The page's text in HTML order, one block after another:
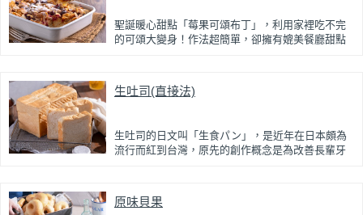
聖誕暖心甜點「莓果可頌布丁」，利用家裡吃不完
的可頌大變身！作法超簡單，卻擁有媲美餐廳甜點
烤得焦香酥脆，形成外脆內軟的完美口感，搭配莓
華麗感~從味覺到視覺都完美應景，是今年聖誕必做
的溫暖療癒甜點！
生吐司(直接法)
生吐司的日文叫「生食パン」，是近年在日本頗為
流行而紅到台灣，原先的創作概念是為改善長輩牙
入口即化，不過因製作成本高也較費工，所以價格
也比一般吐司貴上3、4倍。吐司是家庭必備的早餐
原味貝果